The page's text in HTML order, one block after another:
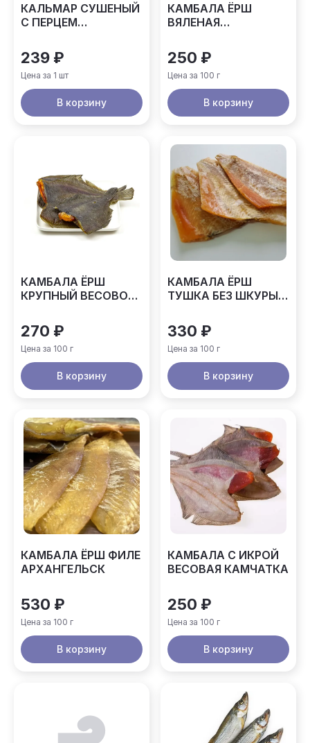
КАЛЬМАР СУШЕНЫЙ
С ПЕРЦЕМ
90ГР
239 ₽
Цена за 1 шт
В корзину
КАМБАЛА ЁРШ
ВЯЛЕНАЯ
250 ₽
Цена за 100 г
В корзину
КАМБАЛА ЁРШ
КРУПНЫЙ ВЕСОВОЙ
270 ₽
Цена за 100 г
В корзину
КАМБАЛА ЁРШ
ТУШКА БЕЗ ШКУРЫ
330 ₽
Цена за 100 г
В корзину
КАМБАЛА ЁРШ ФИЛЕ
АРХАНГЕЛЬСК
530 ₽
Цена за 100 г
В корзину
КАМБАЛА С ИКРОЙ
ВЕСОВАЯ КАМЧАТКА
250 ₽
Цена за 100 г
В корзину